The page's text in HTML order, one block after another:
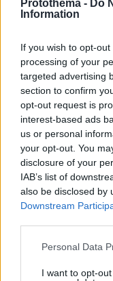
Protothema - Do
Information
If you wish to opt-
processing of your
targeted advertising
section to confirm
opt-out request is
interest-based ads
us or personal
your opt-out. You
disclosure of your
IAB’s list of
also be disclosed by
Downstream
Please note that
not limited to your
Personal Data
I want to opt-
υιοθέτησαν τον
στην απολογία